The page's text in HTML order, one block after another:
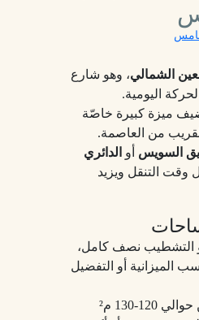
الشمالي، وهو شارع
اليومية.
ميزة كبيرة خاصّة
من العاصمة.
السويس أو الدائري
وقت التنقل ويزيد
التشطيب نصف كامل،
الميزانية أو التفضيل
وحدات بمساحات تبدأ من حوالي 120‑130 م²